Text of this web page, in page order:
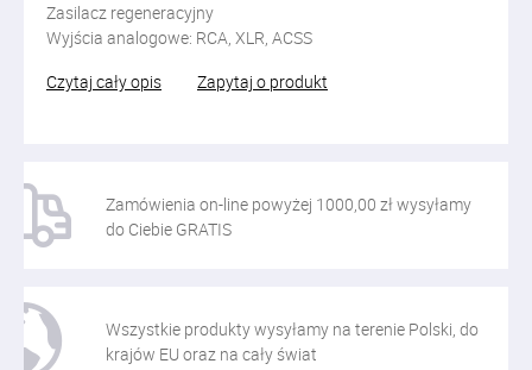
Zasilacz regeneracyjny
Wyjścia analogowe: RCA, XLR, ACSS
Czytaj cały opis
Zapytaj o produkt
Zamówienia on-line powyżej 1000,00 zł wysyłamy
do Ciebie GRATIS
Wszystkie produkty wysyłamy na terenie Polski, do
krajów EU oraz na cały świat